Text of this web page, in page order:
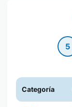
5
Categoría